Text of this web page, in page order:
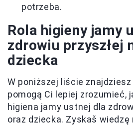
potrzeba.
Rola higieny jamy
zdrowiu przyszłej
dziecka
W poniższej liście znajdziesz
pomogą Ci lepiej zrozumieć,
higiena jamy ustnej dla
oraz dziecka. Zyskaš wiedzę